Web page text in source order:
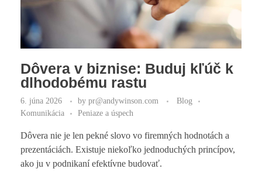
Dôvera v biznise: Buduj kľúč k
dlhodobému rastu
6. júna 2026 by pr@andywinson.com
Blog
Komunikácia
Peniaze a úspech
Dôvera nie je len pekné slovo vo firemných hodnotách a
prezentáciách. Existuje niekoľko jednoduchých princípov,
ako ju v podnikaní efektívne budovať.